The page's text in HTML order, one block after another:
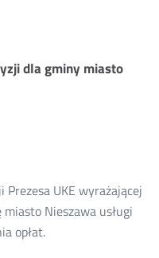
dla gminy miasto
UKE wyrażającej
Nieszawa usługi
opłat.